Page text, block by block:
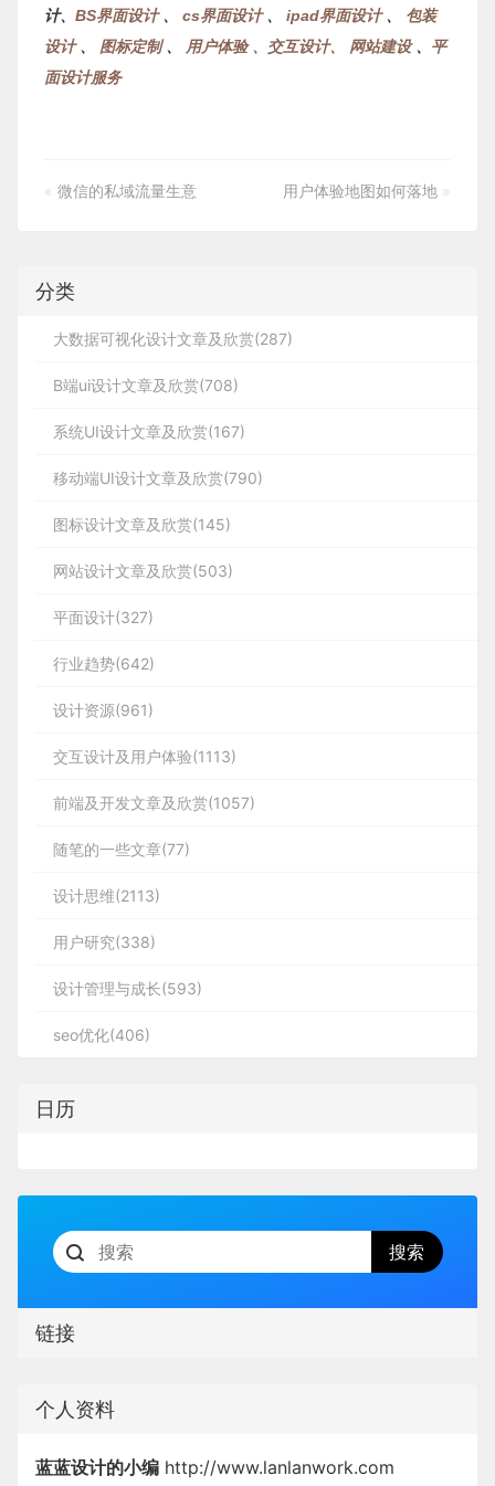
计、 BS界面设计、 cs界面设计、 ipad界面设计 、 包装
设计、 图标定制、 用户体验 、交互设计、 网站建设 、 平
面设计服务
« 微信的私域流量生意 用户体验地图如何落地 »
分类
大数据可视化设计文章及欣赏(287)
B端ui设计文章及欣赏(708)
系统UI设计文章及欣赏(167)
移动端UI设计文章及欣赏(790)
图标设计文章及欣赏(145)
网站设计文章及欣赏(503)
平面设计(327)
行业趋势(642)
设计资源(961)
交互设计及用户体验(1113)
前端及开发文章及欣赏(1057)
随笔的一些文章(77)
设计思维(2113)
用户研究(338)
设计管理与成长(593)
seo优化(406)
日历
链接
个人资料
蓝蓝设计的小编 http://www.lanlanwork.com